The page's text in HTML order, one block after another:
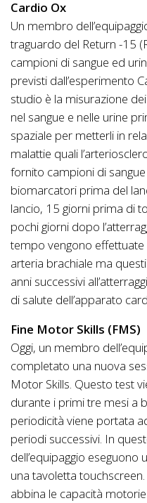
Cardio Ox
Un membro
traguardo del Return -15
campioni di sangue ed
previsti dall’esperimento
studio è la misurazione
nel sangue e nelle urine
spaziale per metterli in
malattie quali
fornito campioni di sangue
biomarcatori prima del
lancio, 15 giorni prima di
pochi giorni dopo
tempo vengono
arteria brachiale ma
anni successivi
di salute dell’apparato
Fine Motor Skills (FMS)
Oggi, un membro
completato una nuova
Motor Skills. Questo test
durante i primi tre mesi a
periodicità viene portata
periodi successivi. In
dell’equipaggio eseguono
una tavoletta
abbina le capacità